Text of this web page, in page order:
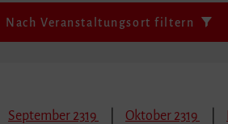
Nach Veranstaltungsort filtern
September 2319 Oktober 2319